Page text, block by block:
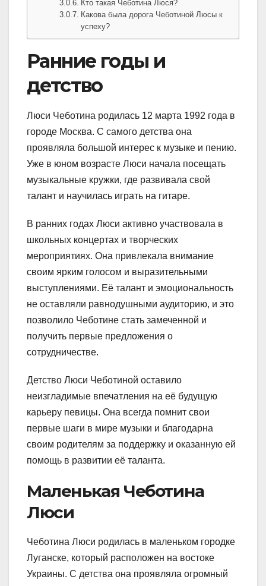
Кто такая Чеботина Люся?
Какова была дорога Чеботиной Люсы к
успеху?
Ранние годы и
детство
Люси Чеботина родилась 12 марта 1992 года в
городе Москва. С самого детства она
проявляла большой интерес к музыке и пению.
Уже в юном возрасте Люси начала посещать
музыкальные кружки, где развивала свой
талант и научилась играть на гитаре.
В ранних годах Люси активно участвовала в
школьных концертах и творческих
мероприятиях. Она привлекала внимание
своим ярким голосом и выразительными
выступлениями. Её талант и эмоциональность
не оставляли равнодушными аудиторию, и это
позволило Чеботине стать замеченной и
получить первые предложения о
сотрудничестве.
Детство Люси Чеботиной оставило
неизгладимые впечатления на её будущую
карьеру певицы. Она всегда помнит свои
первые шаги в мире музыки и благодарна
своим родителям за поддержку и оказанную ей
помощь в развитии её таланта.
Маленькая Чеботина
Люси
Чеботина Люси родилась в маленьком городке
Луганске, который расположен на востоке
Украины. С детства она проявляла огромный